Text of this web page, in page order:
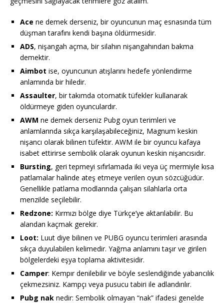
Ace ne demek derseniz, bir oyuncunun maç esnasında tüm
düşman tarafını kendi başına öldürmesidir.
ADS, nişangah açma, bir silahın nişangahından bakma
demektir.
Aimbot ise, oyuncunun atışlarını hedefe yönlendirme
anlamında bir hiledir.
Assaulter, bir takımda otomatik tüfekler kullanarak
öldürmeye giden oyunculardır.
AWM ne demek derseniz Pubg oyun terimleri ve
anlamlarında sıkça karşılaşabileceğiniz, Magnum keskin
nişancı olarak bilinen tüfektir. AWM ile bir oyuncu kafaya
isabet ettirirse sembolik olarak oyunun keskin nişancısıdır.
Bursting, geri tepmeyi sıfırlamada iki veya üç mermiyle kısa
patlamalar halinde ateş etmeye verilen oyun sözcüğüdür.
Genellikle patlama modlarında çalışan silahlarla orta
menzilde seçilebilir.
Redzone: Kırmızı bölge diye Türkçe’ye aktarılabilir. Bu
alandan kaçmak gerekir.
Loot: Luut diye bilinen ve PUBG oyuncu terimleri arasında
sıkça duyulabilen kelimedir. Yağma anlamını taşır ve girilen
bölgelerdeki eşya toplama aktivitesidir.
Camper: Kempır denilebilir ve böyle seslendiğinde yabancılık
çekmezsiniz. Kampçı veya pusucu tabiri ile adlandırılır.
Pubg nak nedir: Sembolik olmayan “nak” ifadesi genelde